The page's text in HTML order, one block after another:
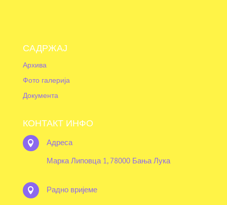
САДРЖАЈ
Архива
Фото галерија
Документа
КОНТАКТ ИНФО
 Адреса
Марка Липовца 1, 78000 Бања Лука
 Радно вријеме